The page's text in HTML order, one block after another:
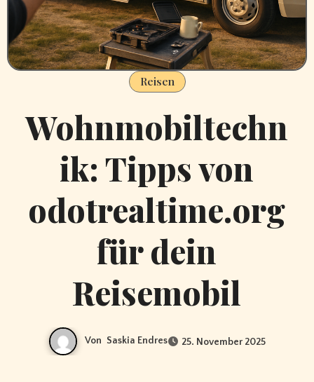
Reisen
Wohnmobiltechn
ik: Tipps von
odotrealtime.org
für dein
Reisemobil
Von Saskia Endres 25. November 2025